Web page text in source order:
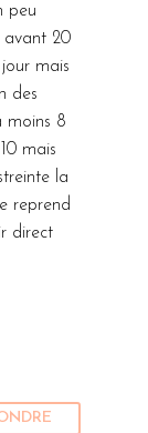
peu
avant 20
mais
des
moins 8
mais
la
reprend
direct